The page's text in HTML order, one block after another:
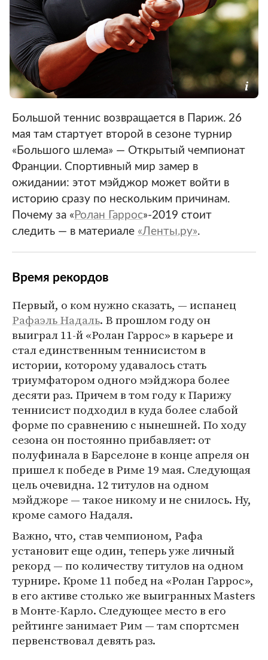
Большой теннис возвращается в Париж. 26
мая там стартует второй в сезоне турнир
«Большого шлема» — Открытый чемпионат
Франции. Спортивный мир замер в
ожидании: этот мэйджор может войти в
историю сразу по нескольким причинам.
Почему за « Ролан Гаррос»-2019 стоит
следить — в материале «Ленты.ру».
Время рекордов
Первый, о ком нужно сказать, — испанец
Рафаэль Надаль. В прошлом году он
выиграл 11-й «Ролан Гаррос» в карьере и
стал единственным теннисистом в
истории, которому удавалось стать
триумфатором одного мэйджора более
десяти раз. Причем в том году к Парижу
теннисист подходил в куда более слабой
форме по сравнению с нынешней. По ходу
сезона он постоянно прибавляет: от
полуфинала в Барселоне в конце апреля он
пришел к победе в Риме 19 мая. Следующая
цель очевидна. 12 титулов на одном
мэйджоре — такое никому и не снилось. Ну,
кроме самого Надаля.
Важно, что, став чемпионом, Рафа
установит еще один, теперь уже личный
рекорд — по количеству титулов на одном
турнире. Кроме 11 побед на «Ролан Гаррос»,
в его активе столько же выигранных Masters
в Монте-Карло. Следующее место в его
рейтинге занимает Рим — там спортсмен
первенствовал девять раз.